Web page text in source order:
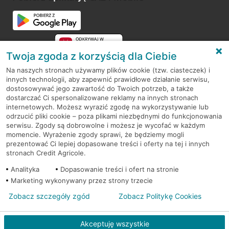
RODO
Regulamin serwisu
Mapa serwisu
PolitykaCookies
© 2026 Credit Agricole Bank Polska S.A. Wszelkie prawa zastrzeżone
Twoja zgoda z korzyścią dla Ciebie
Na naszych stronach używamy plików cookie (tzw. ciasteczek) i
innych technologii, aby zapewnić prawidłowe działanie serwisu,
dostosowywać jego zawartość do Twoich potrzeb, a także
dostarczać Ci spersonalizowane reklamy na innych stronach
internetowych. Możesz wyrazić zgodę na wykorzystywanie lub
odrzucić pliki cookie – poza plikami niezbędnymi do funkcjonowania
serwisu. Zgody są dobrowolne i możesz je wycofać w każdym
momencie. Wyrażenie zgody sprawi, że będziemy mogli
prezentować Ci lepiej dopasowane treści i oferty na tej i innych
stronach Credit Agricole.
Analityka
Dopasowanie treści i ofert na stronie
Marketing wykonywany przez strony trzecie
Akceptuję wszystkie
Zobacz szczegóły zgód Zobacz Politykę Cookies